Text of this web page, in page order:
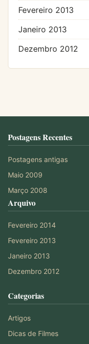
Fevereiro 2013
Janeiro 2013
Dezembro 2012
Postagens Recentes
Postagens antigas
Maio 2009
Março 2008
Arquivo
Fevereiro 2014
Fevereiro 2013
Janeiro 2013
Dezembro 2012
Categorias
Artigos
Dicas de Filmes